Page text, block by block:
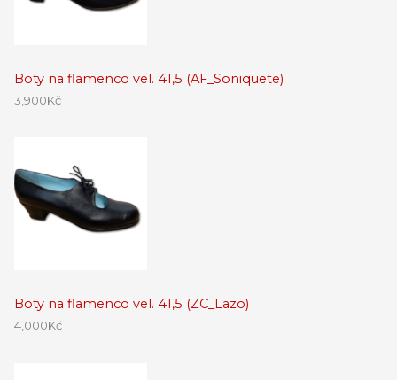
Boty na flamenco vel. 41,5 (AF_Soniquete)
3,900Kč
Boty na flamenco vel. 41,5 (ZC_Lazo)
4,000Kč